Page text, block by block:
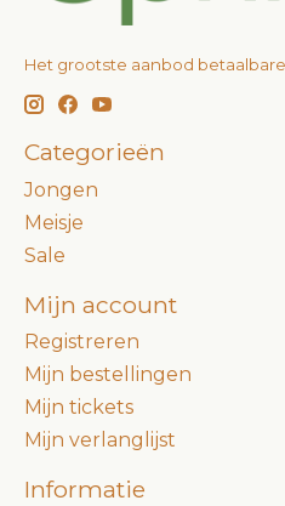
Het grootste aanbod
Categorieën
Jongen
Meisje
Sale
Mijn account
Registreren
Mijn bestellingen
Mijn tickets
Mijn verlanglijst
Informatie